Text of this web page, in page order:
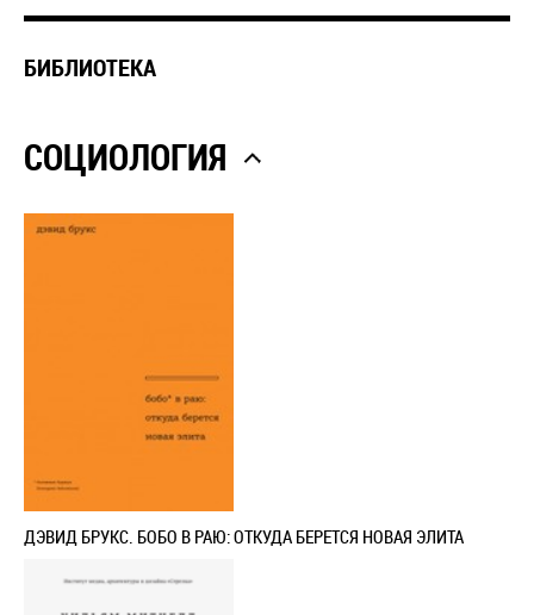
БИБЛИОТЕКА
СОЦИОЛОГИЯ
ДЭВИД БРУКС. БОБО В РАЮ: ОТКУДА БЕРЕТСЯ НОВАЯ ЭЛИТА